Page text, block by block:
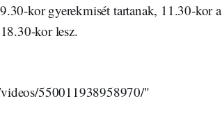
kor gyerekmisét tartanak, 11.30-kor a
kor lesz.
550011938958970/"